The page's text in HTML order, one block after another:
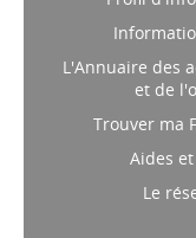
L'Annuaire des
et de
Trouver ma
Aides
Le